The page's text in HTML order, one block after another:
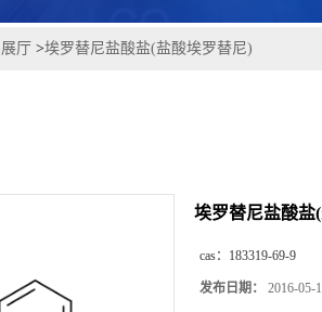
厅 >埃罗替尼盐酸盐(盐酸埃罗替尼)
埃罗替尼盐酸盐
cas： 183319-69-9
发布日期： 2016-05-